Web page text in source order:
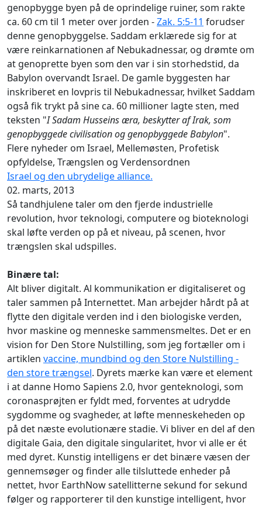
genopbygge byen på de oprindelige ruiner, som rakte
ca. 60 cm til 1 meter over jorden -Zak. 5:5-11 forudser
denne genopbyggelse. Saddam erklærede sig for at
være reinkarnationen af Nebukadnessar, og drømte om
at genoprette byen som den var i sin storhedstid, da
Babylon overvandt Israel. De gamle byggesten har
inskriberet en lovpris til Nebukadnessar, hvilket Saddam
også fik trykt på sine ca. 60 millioner lagte sten, med
teksten "I Sadam Husseins æra, beskytter af Irak, som
genopbyggede civilisation og genopbyggede Babylon".
Flere nyheder om Israel, Mellemøsten, Profetisk
opfyldelse, Trængslen og Verdensordnen
Israel og den ubrydelige alliance.
02. marts, 2013
Så tandhjulene taler om den fjerde industrielle
revolution, hvor teknologi, computere og bioteknologi
skal løfte verden op på et niveau, på scenen, hvor
trængslen skal udspilles.
Binære tal:
Alt bliver digitalt. Al kommunikation er digitaliseret og
taler sammen på Internettet. Man arbejder hårdt på at
flytte den digitale verden ind i den biologiske verden,
hvor maskine og menneske sammensmeltes. Det er en
vision for Den Store Nulstilling, som jeg fortæller om i
artiklen vaccine, mundbind og den Store Nulstilling -
den store trængsel. Dyrets mærke kan være et element
i at danne Homo Sapiens 2.0, hvor genteknologi, som
coronasprøjten er fyldt med, forventes at udrydde
sygdomme og svagheder, at løfte menneskeheden op
på det næste evolutionære stadie. Vi bliver en del af den
digitale Gaia, den digitale singularitet, hvor vi alle er ét
med dyret. Kunstig intelligens er det binære væsen der
gennemsøger og finder alle tilsluttede enheder på
nettet, hvor EarthNow satellitterne sekund for sekund
følger og rapporterer til den kunstige intelligent, hvor